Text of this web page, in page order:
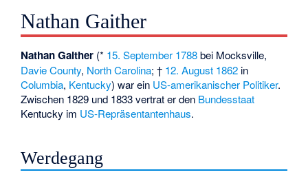
Nathan Gaither
Nathan Gaither (* 15. September 1788bei Mocksville,
Davie County, North Carolina; † 12. August 1862 in
Columbia, Kentucky) war ein US-amerikanischer Politiker.
Zwischen 1829 und 1833 vertrat er den Bundesstaat
Kentucky im US-Repräsentantenhaus.
Werdegang